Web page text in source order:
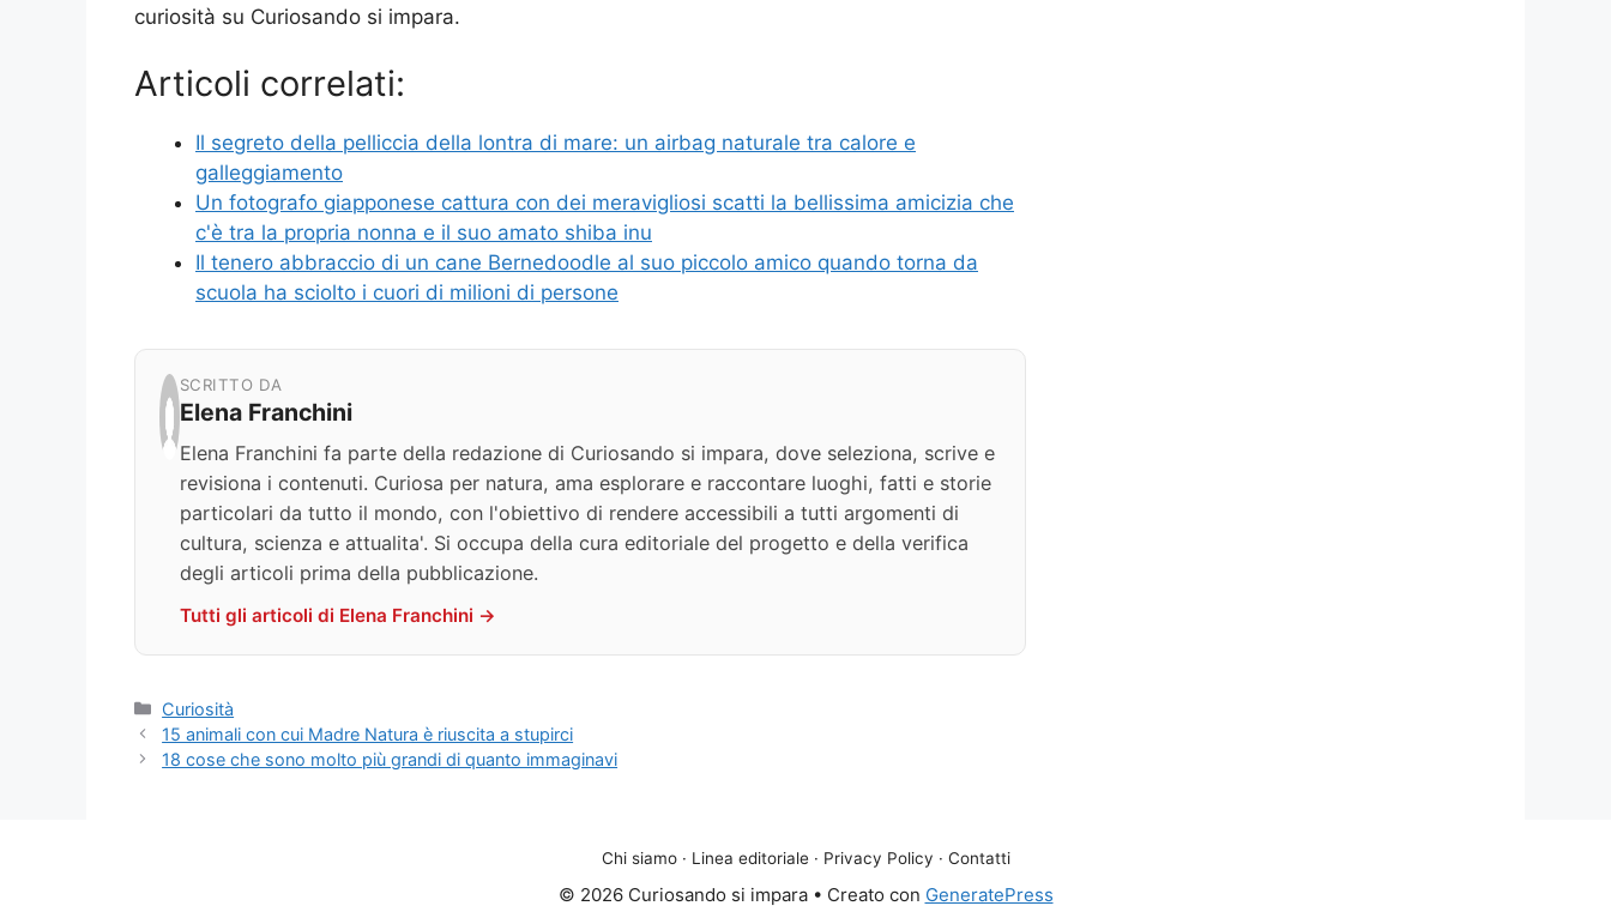
curiosità su Curiosando si impara.
Articoli correlati:
Il segreto della pelliccia della lontra di mare: un airbag naturale tra calore e
galleggiamento
Un fotografo giapponese cattura con dei meravigliosi scatti la bellissima amicizia che
c'è tra la propria nonna e il suo amato shiba inu
Il tenero abbraccio di un cane Bernedoodle al suo piccolo amico quando torna da
scuola ha sciolto i cuori di milioni di persone
SCRITTO DA
Elena Franchini
Elena Franchini fa parte della redazione di Curiosando si impara, dove seleziona, scrive e
revisiona i contenuti. Curiosa per natura, ama esplorare e raccontare luoghi, fatti e storie
particolari da tutto il mondo, con l'obiettivo di rendere accessibili a tutti argomenti di
cultura, scienza e attualita'. Si occupa della cura editoriale del progetto e della verifica
degli articoli prima della pubblicazione.
Tutti gli articoli di Elena Franchini →
Categorie
Curiosità
15 animali con cui Madre Natura è riuscita a stupirci
18 cose che sono molto più grandi di quanto immaginavi
Chi siamo · Linea editoriale · Privacy Policy · Contatti
© 2026 Curiosando si impara• Creato con GeneratePress